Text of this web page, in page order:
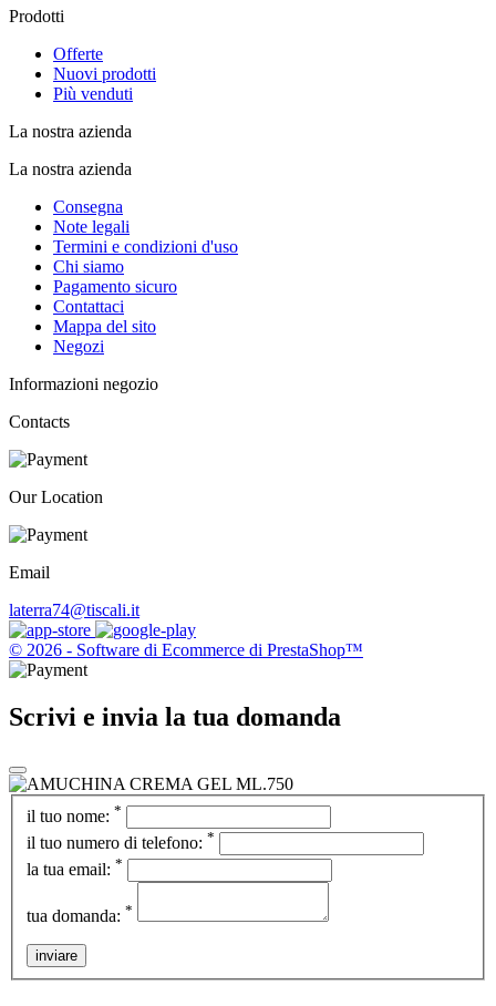
Prodotti
Offerte
Nuovi prodotti
Più venduti
La nostra azienda
La nostra azienda
Consegna
Note legali
Termini e condizioni d'uso
Chi siamo
Pagamento sicuro
Contattaci
Mappa del sito
Negozi
Informazioni negozio
Contacts
Our Location
Email
laterra74@tiscali.it
© 2026 - Software di Ecommerce di PrestaShop™
Scrivi e invia la tua domanda
il tuo nome: *
il tuo numero di telefono: *
la tua email: *
tua domanda: *
inviare